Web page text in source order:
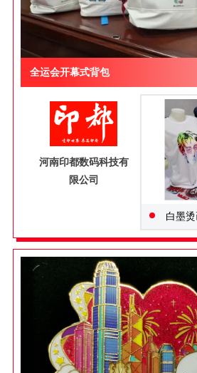
全运会开幕式背包
河南印都数码科技有
限公司
白墨烫